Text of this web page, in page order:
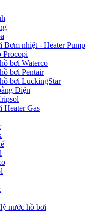
Bơm nhiệt - Heater Pump
Procopi
bơi Waterco
bơi Pentair
bơi LuckingStar
Điện
Heater Gas
nước hồ bơi